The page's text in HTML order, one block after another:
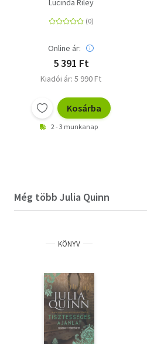
Lucinda Riley
Online ár:
5 391 Ft
Kiadói ár: 5 990 Ft
Kosárba
2 - 3 munkanap
Még több Julia Quinn
KÖNYV